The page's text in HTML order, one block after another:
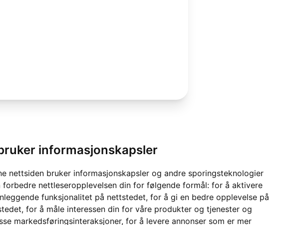
informasjonskapsler
nettsiden bruker informasjonskapsler og andre sporingsteknologier
forbedre nettleseropplevelsen din for følgende formål: for å aktivere
funksjonalitet på nettstedet, for å gi en bedre opplevelse på
, for å måle interessen din for våre produkter og tjenester og
markedsføringsinteraksjoner, for å levere annonser som er mer